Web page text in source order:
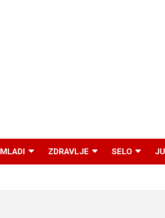
MLADI ZDRAVLJE SELO